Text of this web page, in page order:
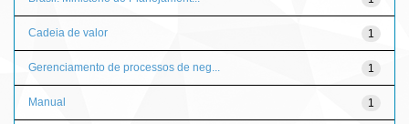
1
Cadeia de valor
1
Gerenciamento de processos de neg...
1
Manual